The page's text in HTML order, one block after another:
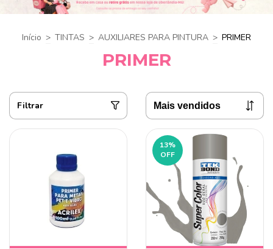
Início > TINTAS > AUXILIARES PARA PINTURA > PRIMER
PRIMER
Filtrar
13%
OFF